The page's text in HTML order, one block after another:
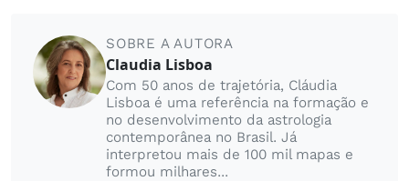
SOBRE A AUTORA
Claudia Lisboa
Com 50 anos de trajetória, Cláudia
Lisboa é uma referência na formação e
no desenvolvimento da astrologia
contemporânea no Brasil. Já
interpretou mais de 100 mil mapas e
formou milhares...